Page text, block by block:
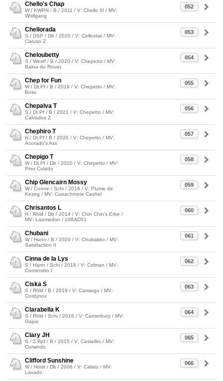
052
Chello's Chap
W / KWPN / B / 2011 / V: Chello III / MV:
Wolfgang
053
Chellorada
S / DSP / Db / 2020 / V: Cellestial / MV:
Caruso Z
054
Cheloubetty
S / Westf / B / 2020 / V: Chepetto / MV:
Balou du Rouet
055
Chep for Fun
W / Dt.Pf / B / 2019 / V: Chepetto / MV:
Boss
056
Chepalva T
S / Dt.Pf / B / 2021 / V: Chepetto / MV:
Calvados Z
057
Chephiro T
H / Dt.Pf / B / 2020 / V: Chepetto / MV:
Acorado's Ass
058
Chepigo T
W / Dt.Pf / Db / 2020 / V: Chepetto / MV:
Pino Colado
059
Chip Glencairn Mossy
W / Conne / Schi / 2018 / V: Plume de
Kezeg / MV: Currachmore Cashel
060
Chrisantos L
H / Rhld / Db / 2014 / V: Chin Chin's Erbe /
MV: Laomedon / 108AD51
061
Chubani
W / Hann / B / 2020 / V: Chubakko / MV:
Satisfaction II
062
Cinna de la Lys
S / Hann / Schi / 2018 / V: Colman / MV:
Contendro I
063
Ciska S
S / Rhld / B / 2019 / V: Camargo / MV:
Cordynox
064
Clarabella K
S / Rhld / Schi / 2016 / V: Canterbury / MV:
Gajus
065
Clary JH
S / Z.Rpf / B / 2015 / V: Castellini / MV:
Coriando
066
Clifford Sunshine
W / Holst / Db / 2006 / V: Calato / MV:
Lavado